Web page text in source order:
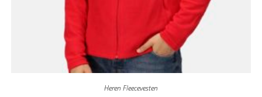
Heren Fleecevesten